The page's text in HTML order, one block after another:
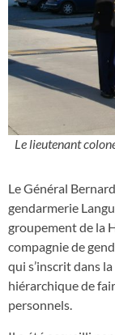
Le lieutenant
Le Général
gendarmerie
groupement de la
compagnie de
qui s’inscrit dans
hiérarchique de
personnels.